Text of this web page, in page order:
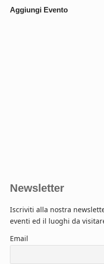
Aggiungi Evento
Newsletter
Iscriviti alla nostra
eventi ed il luoghi da
Email